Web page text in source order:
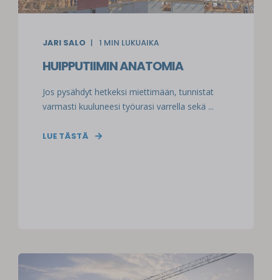
JARI SALO 1 MIN LUKUAIKA
HUIPPUTIIMIN ANATOMIA
Jos pysähdyt hetkeksi miettimään, tunnistat
varmasti kuuluneesi työurasi varrella sekä ...
LUE TÄSTÄ